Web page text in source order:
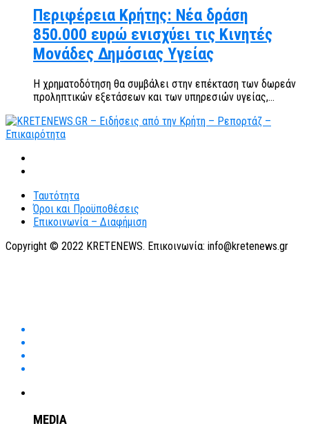
Περιφέρεια Κρήτης: Νέα δράση
850.000 ευρώ ενισχύει τις Κινητές
Μονάδες Δημόσιας Υγείας
Η χρηματοδότηση θα συμβάλει στην επέκταση των δωρεάν
προληπτικών εξετάσεων και των υπηρεσιών υγείας,...
Ταυτότητα
Όροι και Προϋποθέσεις
Επικοινωνία – Διαφήμιση
Copyright © 2022 KRETENEWS. Επικοινωνία: info@kretenews.gr
MEDIA